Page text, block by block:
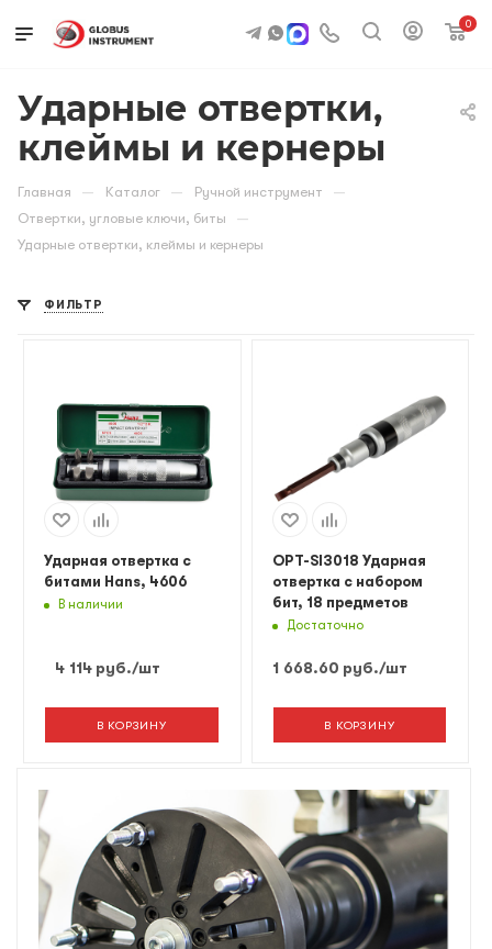
0
Ударные отвертки,
клеймы и кернеры
Главная — Каталог — Ручной инструмент —
Отвертки, угловые ключи, биты —
Ударные отвертки, клеймы и кернеры
ФИЛЬТР
Ударная отвертка с
битами Hans, 4606
В наличии
4 114 руб./шт
В КОРЗИНУ
OPT-SI3018 Ударная
отвертка с набором
бит, 18 предметов
Достаточно
1 668.60 руб./шт
В КОРЗИНУ